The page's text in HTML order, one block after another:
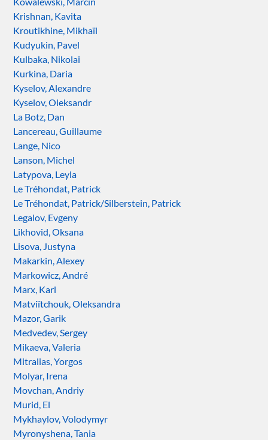
Krishnan, Kavita
Kroutikhine, Mikhaïl
Kudyukin, Pavel
Kulbaka, Nikolai
Kurkina, Daria
Kyselov, Alexandre
Kyselov, Oleksandr
La Botz, Dan
Lancereau, Guillaume
Lange, Nico
Lanson, Michel
Latypova, Leyla
Le Tréhondat, Patrick
Le Tréhondat, Patrick/Silberstein, Patrick
Legalov, Evgeny
Likhovid, Oksana
Lisova, Justyna
Makarkin, Alexey
Markowicz, André
Marx, Karl
Matviïtchouk, Oleksandra
Mazor, Garik
Medvedev, Sergey
Mikaeva, Valeria
Mitralias, Yorgos
Molyar, Irena
Movchan, Andriy
Murid, El
Mykhaylov, Volodymyr
Myronyshena, Tania